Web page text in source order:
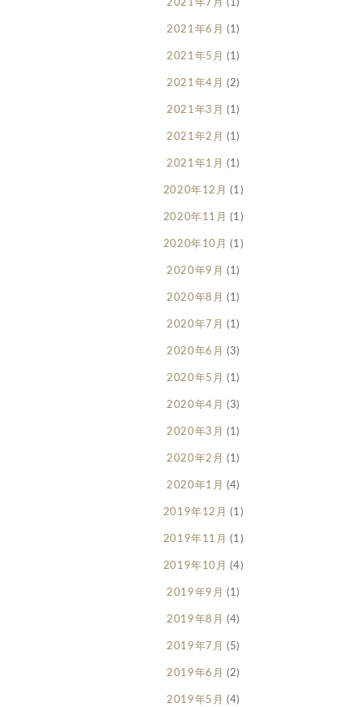
2021年7月 (1)
2021年6月 (1)
2021年5月 (1)
2021年4月 (2)
2021年3月 (1)
2021年2月 (1)
2021年1月 (1)
2020年12月 (1)
2020年11月 (1)
2020年10月 (1)
2020年9月 (1)
2020年8月 (1)
2020年7月 (1)
2020年6月 (3)
2020年5月 (1)
2020年4月 (3)
2020年3月 (1)
2020年2月 (1)
2020年1月 (4)
2019年12月 (1)
2019年11月 (1)
2019年10月 (4)
2019年9月 (1)
2019年8月 (4)
2019年7月 (5)
2019年6月 (2)
2019年5月 (4)